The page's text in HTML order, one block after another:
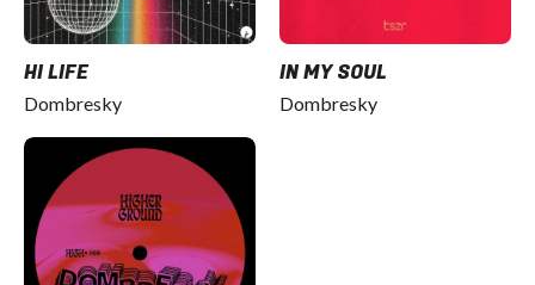
HI LIFE
Dombresky
IN MY SOUL
Dombresky